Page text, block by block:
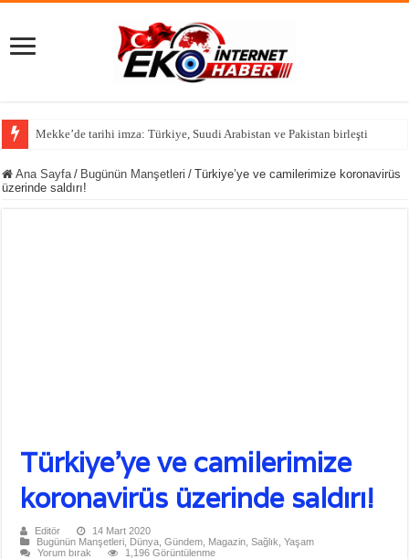
Türkiye, Suu
Ana Sayfa / Bugünün Manşetleri / Türkiye’ye ve camilerimize koronavirüs
üzerinde saldırı!
Türkiye’ye ve camilerimize
koronavirüs üzerinde saldırı!
Editör
14 Mart 2020
Bugünün Manşetleri Dünya ,Gündem Magazin ,Sağlık ,Yaşam
Yorum bırak
1,196 Görüntülenme